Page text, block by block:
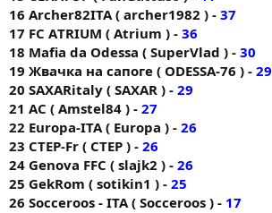
16 Archer82ITA ( archer1982 ) - 37
17 FC АTRIUM ( Atrium ) - 36
18 Mafia da Odessa ( SuperVlad ) - 30
19 Жвачка на сапоге ( ODESSA-76 ) - 29
20 SAXARitaly ( SAXAR ) - 29
21 AC ( Amstel84 ) - 27
22 Europa-ITA ( Europa ) - 26
23 CTEP-Fr ( CTEP ) - 26
24 Genova FFC ( slajk2 ) - 26
25 GekRom ( sotikin1 ) - 25
26 Socceroos - ITA ( Socceroos ) - 17